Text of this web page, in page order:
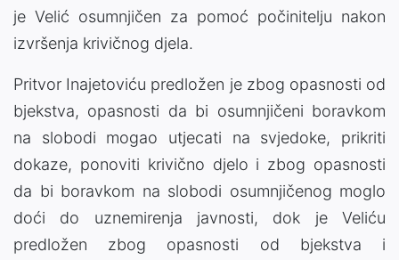
je Velić osumnjičen za pomoć počinitelju nakon
izvršenja krivičnog djela.
Pritvor Inajetoviću predložen je zbog opasnosti od
bjekstva, opasnosti da bi osumnjičeni boravkom
na slobodi mogao utjecati na svjedoke, prikriti
dokaze, ponoviti krivično djelo i zbog opasnosti
da bi boravkom na slobodi osumnjičenog moglo
doći do uznemirenja javnosti, dok je Veliću
predložen zbog opasnosti od bjekstva i